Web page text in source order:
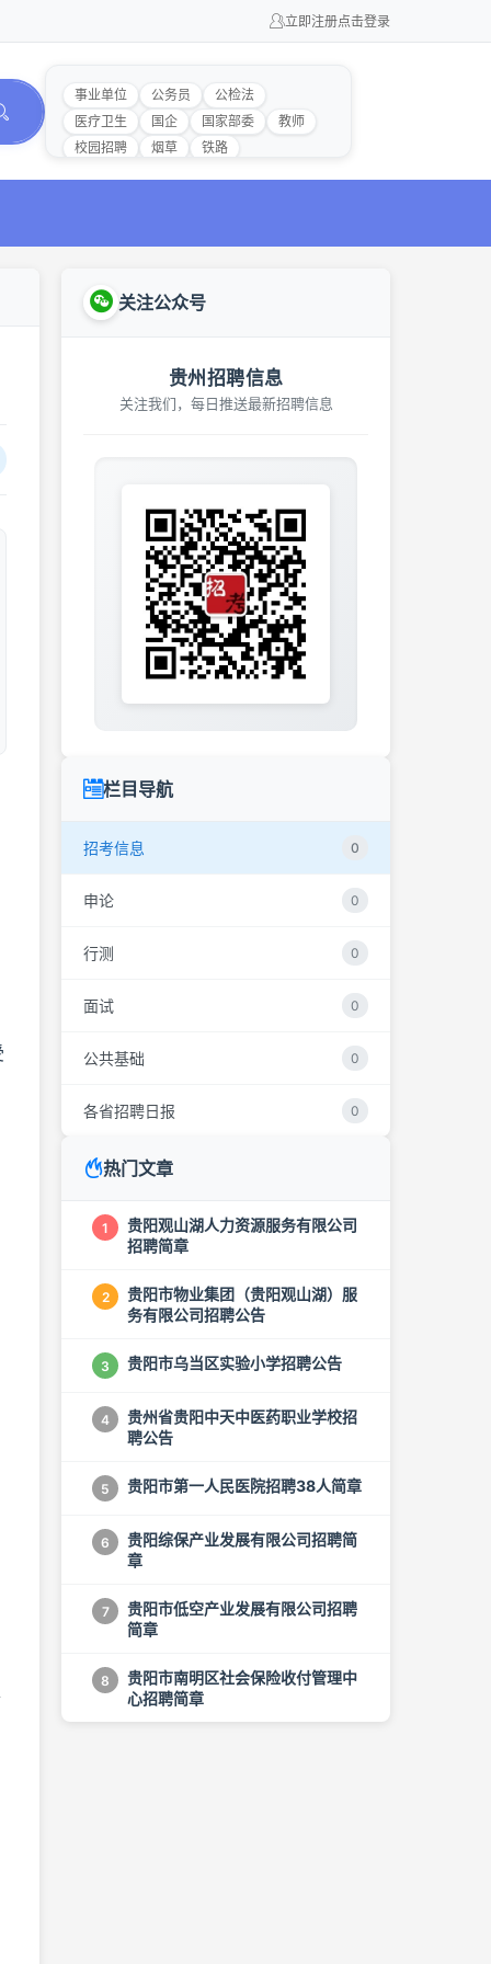
立即注册点击登录
事业单位 公务员
公检法
医疗卫生
国企 国家部委
教师
校园招聘
烟草 铁路
关注公众号
贵州招聘信息
关注我们，每日推送最新招聘信息
栏目导航
招考信息 0
申论 0
行测 0
面试 0
公共基础 0
各省招聘日报 0
热门文章
1
贵阳观山湖人力资源服务有限公司
招聘简章
2
贵阳市物业集团（贵阳观山湖）服
务有限公司招聘公告
3 贵阳市乌当区实验小学招聘公告
4
贵州省贵阳中天中医药职业学校招
聘公告
5 贵阳市第一人民医院招聘38人简章
6
贵阳综保产业发展有限公司招聘简
章
7
贵阳市低空产业发展有限公司招聘
简章
8
贵阳市南明区社会保险收付管理中
心招聘简章